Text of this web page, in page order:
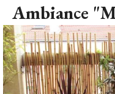
Ambiance